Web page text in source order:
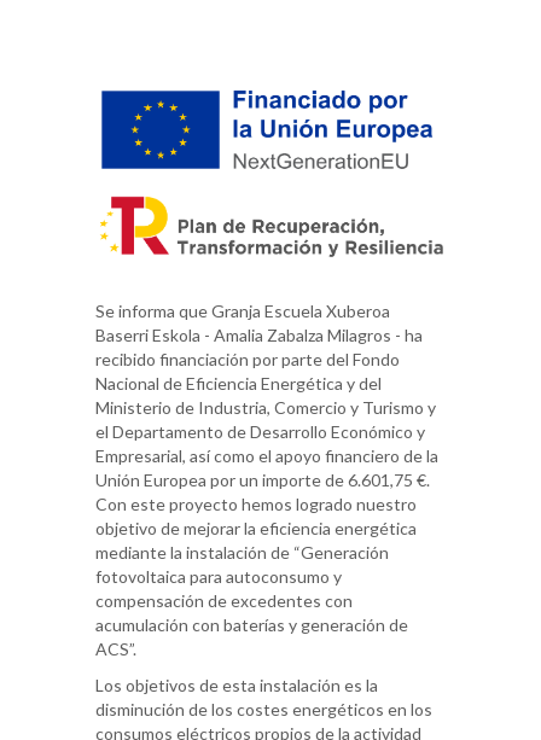
Se informa que Granja Escuela Xuberoa
Baserri Eskola - Amalia Zabalza Milagros - ha
recibido financiación por parte del Fondo
Nacional de Eficiencia Energética y del
Ministerio de Industria, Comercio y Turismo y
el Departamento de Desarrollo Económico y
Empresarial, así como el apoyo financiero de la
Unión Europea por un importe de 6.601,75 €.
Con este proyecto hemos logrado nuestro
objetivo de mejorar la eficiencia energética
mediante la instalación de “Generación
fotovoltaica para autoconsumo y
compensación de excedentes con
acumulación con baterías y generación de
ACS”.
Los objetivos de esta instalación es la
disminución de los costes energéticos en los
consumos eléctricos propios de la actividad